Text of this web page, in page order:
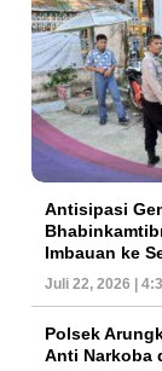
Antisipasi
Imbauan ke
Juli 22, 2026 |
Polsek
Anti Narkoba